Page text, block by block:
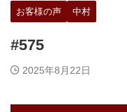
お客様の声 中村
#575
2025年8月22日